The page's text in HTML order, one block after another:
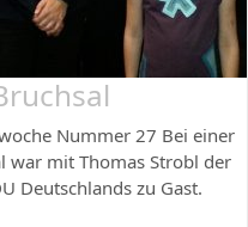
Nummer 27 Bei einer
war mit Thomas Strobl der
Deutschlands zu Gast.